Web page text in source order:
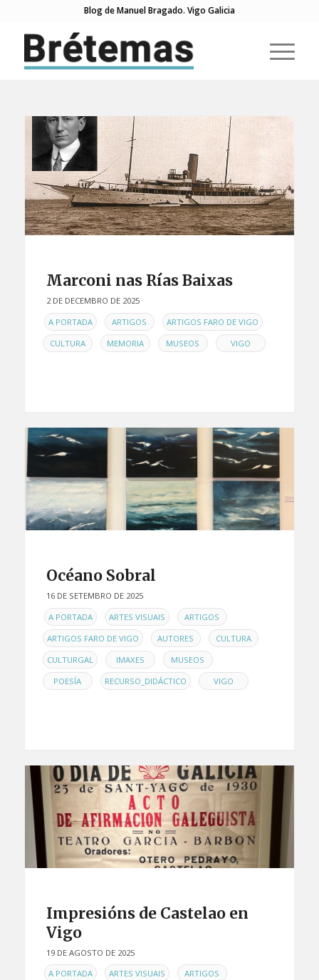
Blog de Manuel Bragado. Vigo Galicia
Marconi nas Rías Baixas
2 DE DECEMBRO DE 2025
ENA PORTADA , ARTIGOS , ARTIGOS FARO DE VIGO ,
CULTURA , MEMORIA , MUSEOS , VIGO
Océano Sobral
16 DE SETEMBRO DE 2025
ENA PORTADA , ARTES VISUAIS , ARTIGOS ,
ARTIGOS FARO DE VIGO , AUTORES , CULTURA ,
CULTURGAL , IMAXES , MUSEOS ,
POESÍA , RECURSO_DIDÁCTICO , VIGO
Impresións de Castelao en
Vigo
19 DE AGOSTO DE 2025
ENA PORTADA , ARTES VISUAIS , ARTIGOS ,